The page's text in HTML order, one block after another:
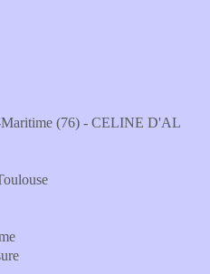
Maritime (76) - CELINE D'AL